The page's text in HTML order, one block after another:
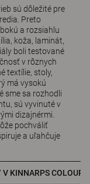
sú dôležité pre
Preto
a rozsiahlu
koža, laminát,
boli testované
v rôznych
textílie, stoly,
má vysokú
sme sa rozhodli
sú vyvinuté v
dizajnérmi.
pochváliť
a uľahčuje
KINNARPS COLOUR